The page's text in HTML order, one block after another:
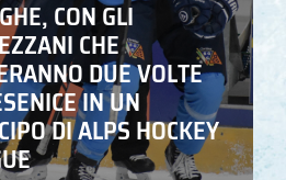
CON GLI
CHE
DUE VOLTE
IN UN
DI ALPS HOCKEY